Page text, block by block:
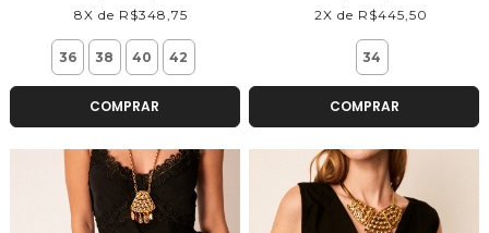
8X de R$348,75
36 38 40 42
COMPRAR
2X de R$445,50
34
COMPRAR